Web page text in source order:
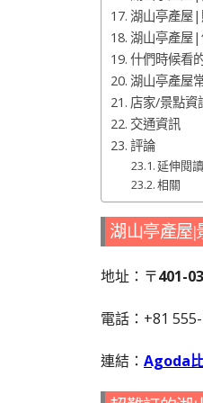
湖山亭產屋|
湖山亭產屋|
什們時候看
湖山亭產屋
店家/景點資
交通資訊
評論
延伸閱讀
相關
湖山亭產屋|
地址：〒401-
電話：+81
連結： Agoda